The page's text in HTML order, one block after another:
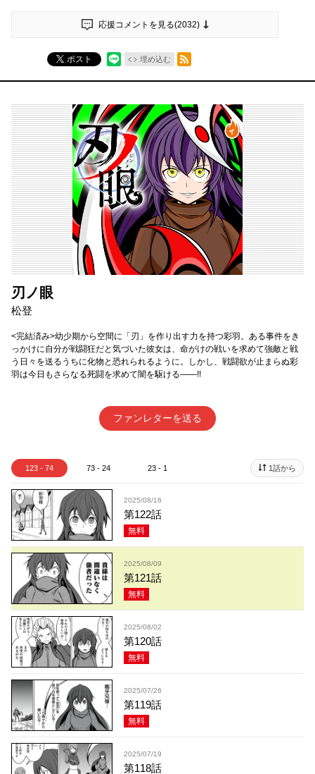
応援コメントを見る(2032)
ポスト 埋め込む
RSSフィード
刃ノ眼
松登
<完結済み>幼少期から空間に「刃」を作り出す力を持つ彩羽。ある事件をき
っかけに自分が戦闘狂だと気づいた彼女は、命がけの戦いを求めて強敵と戦
う日々を送るうちに化物と恐れられるように。しかし、戦闘欲が止まらぬ彩
羽は今日もさらなる死闘を求めて闇を駆ける――!!
ファンレターを送る
123 - 74 73 - 24 23 - 1 1話から
2025/08/16
第122話
無料
2025/08/09
第121話
無料
2025/08/02
第120話
無料
2025/07/26
第119話
無料
2025/07/19
第118話